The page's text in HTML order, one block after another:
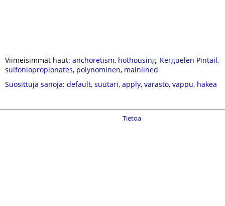
Viimeisimmät haut: anchoretism, hothousing, Kerguelen Pintail,
sulfoniopropionates, polynominen, mainlined
Suosittuja sanoja: default, suutari, apply, varasto, vappu, hakea
Tietoa